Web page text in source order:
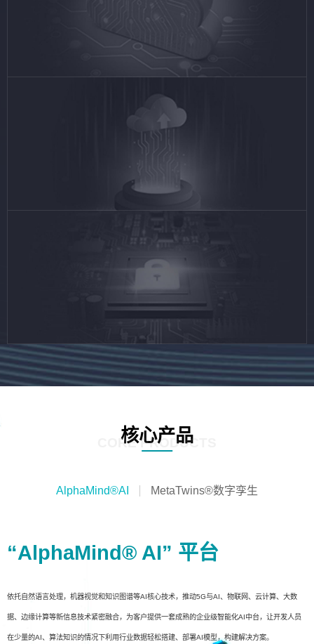
核心产品
CORE PRODUCTS
AlphaMind®AI MetaTwins®数字孪生
“AlphaMind® AI” 平台
依托自然语言处理，机器视觉和知识图谱等AI核心技术，推动5G与AI、物联网、云计算、大数
据、边缘计算等新信息技术紧密融合，为客户提供一套成熟的企业级智能化AI中台，让开发人员
在少量的AI、算法知识的情况下利用行业数据轻松搭建、部署AI模型，构建解决方案。